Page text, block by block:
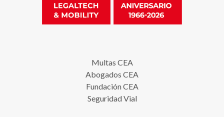
Multas CEA
Abogados CEA
Fundación CEA
Seguridad Vial